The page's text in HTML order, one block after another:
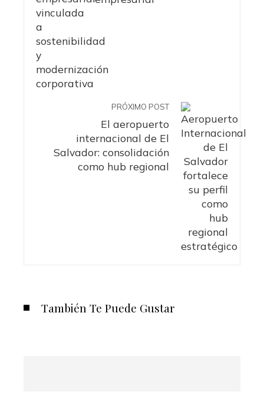
PRÓXIMO POST
El aeropuerto
internacional de El
Salvador: consolidación
como hub regional
También Te Puede Gustar